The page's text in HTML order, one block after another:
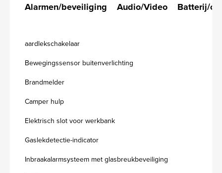
Alarmen/beveiliging Audio/Video Batterij/
aardlekschakelaar
Bewegingssensor buitenverlichting
Brandmelder
Camper hulp
Elektrisch slot voor werkbank
Gaslekdetectie-indicator
Inbraakalarmsysteem met glasbreukbeveiliging